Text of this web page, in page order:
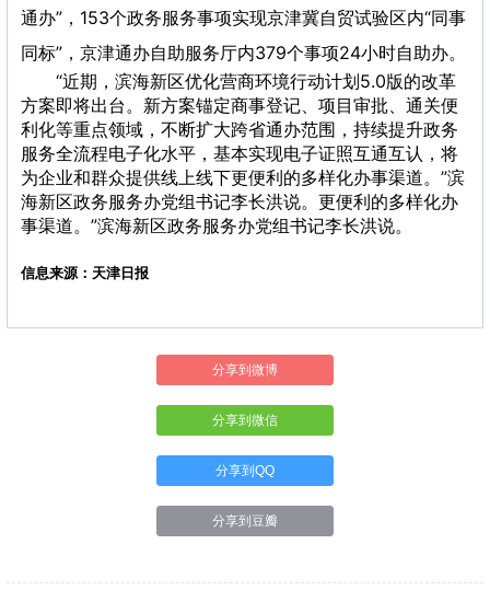
通办”，153个政务服务事项实现京津冀自贸试验区内“同事
同标”，京津通办自助服务厅内379个事项24小时自助办。
“近期，滨海新区优化营商环境行动计划5.0版的改革
方案即将出台。新方案锚定商事登记、项目审批、通关便
利化等重点领域，不断扩大跨省通办范围，持续提升政务
服务全流程电子化水平，基本实现电子证照互通互认，将
为企业和群众提供线上线下更便利的多样化办事渠道。”滨
海新区政务服务办党组书记李长洪说。更便利的多样化办
事渠道。”滨海新区政务服务办党组书记李长洪说。
信息来源：天津日报
分享到微博
分享到微信
分享到QQ
分享到豆瓣